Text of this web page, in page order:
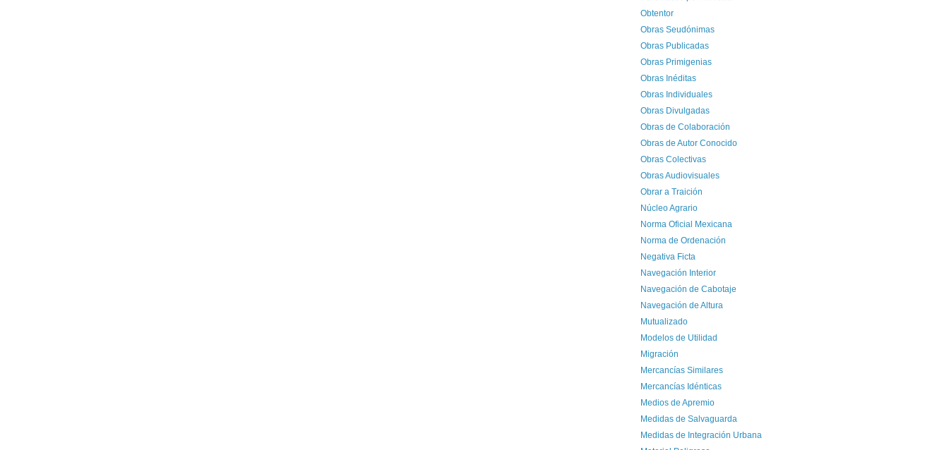
Obtentor
Obras Seudónimas
Obras Publicadas
Obras Primigenias
Obras Inéditas
Obras Individuales
Obras Divulgadas
Obras de Colaboración
Obras de Autor Conocido
Obras Colectivas
Obras Audiovisuales
Obrar a Traición
Núcleo Agrario
Norma Oficial Mexicana
Norma de Ordenación
Negativa Ficta
Navegación Interior
Navegación de Cabotaje
Navegación de Altura
Mutualizado
Modelos de Utilidad
Migración
Mercancías Similares
Mercancías Idénticas
Medios de Apremio
Medidas de Salvaguarda
Medidas de Integración Urbana